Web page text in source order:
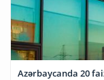
Azərbaycanda 20